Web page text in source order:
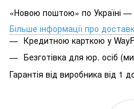
«Новою поштою» по Україні
Більше інформації про
Кредитною карткою у
Безготівка для юр. осіб
Гарантія від виробника від 1